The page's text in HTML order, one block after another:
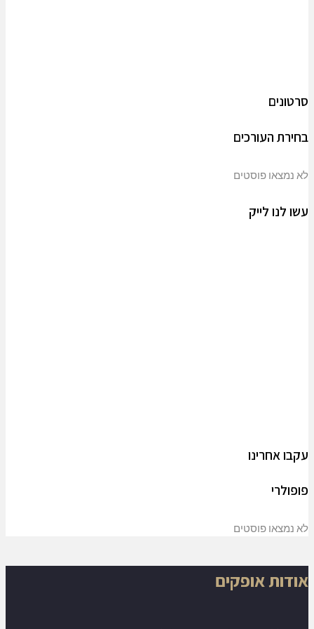
סרטונים
בחירת העורכים
לא נמצאו פוסטים
עשו לנו לייק
עקבו אחרינו
פופולרי
לא נמצאו פוסטים
אודות אופקים